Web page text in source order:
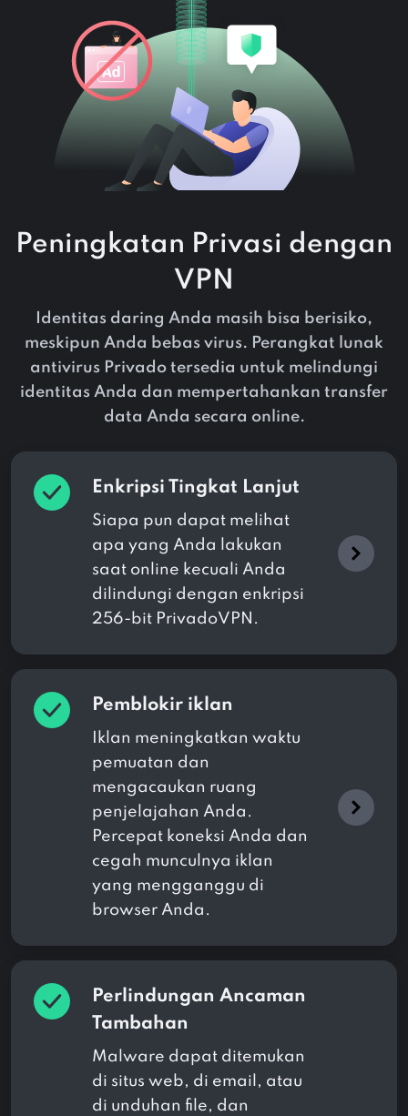
Peningkatan Privasi dengan
VPN
Identitas daring Anda masih bisa berisiko,
meskipun Anda bebas virus. Perangkat lunak
antivirus Privado tersedia untuk melindungi
identitas Anda dan mempertahankan transfer
data Anda secara online.
Enkripsi Tingkat Lanjut
Siapa pun dapat melihat
apa yang Anda lakukan
saat online kecuali Anda
dilindungi dengan enkripsi
256-bit PrivadoVPN.
Pemblokir iklan
Iklan meningkatkan waktu
pemuatan dan
mengacaukan ruang
penjelajahan Anda.
Percepat koneksi Anda dan
cegah munculnya iklan
yang mengganggu di
browser Anda.
Perlindungan Ancaman
Tambahan
Malware dapat ditemukan
di situs web, di email, atau
di unduhan file, dan